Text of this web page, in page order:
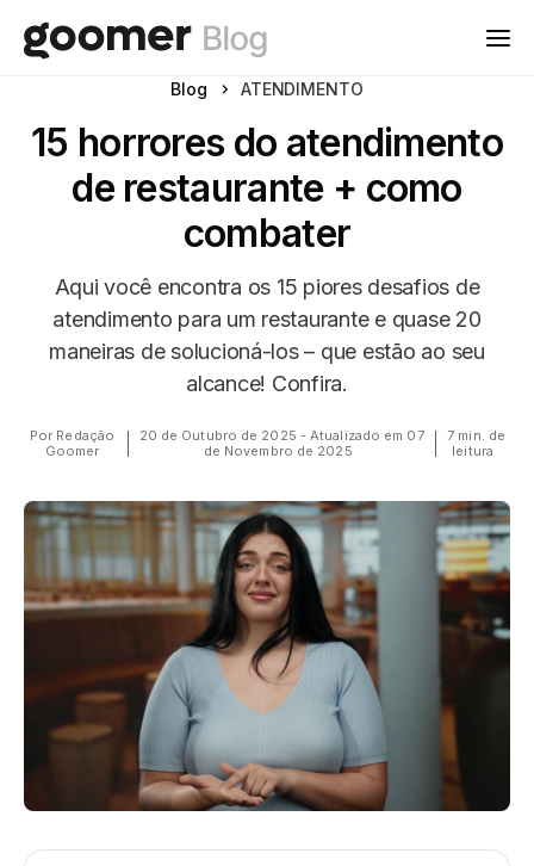
Blog ATENDIMENTO
15 horrores do atendimento
de restaurante + como
combater
Aqui você encontra os 15 piores desafios de
atendimento para um restaurante e quase 20
maneiras de solucioná-los – que estão ao seu
alcance! Confira.
Por Redação
Goomer
20 de Outubro de 2025 - Atualizado em 07
de Novembro de 2025
7 min. de
leitura